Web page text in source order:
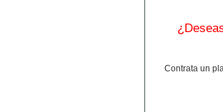
Contrata un